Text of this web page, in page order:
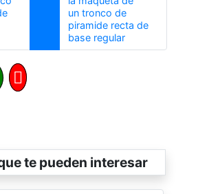
un tronco de
piramide recta de
base regularSiguiente
te pueden interesar